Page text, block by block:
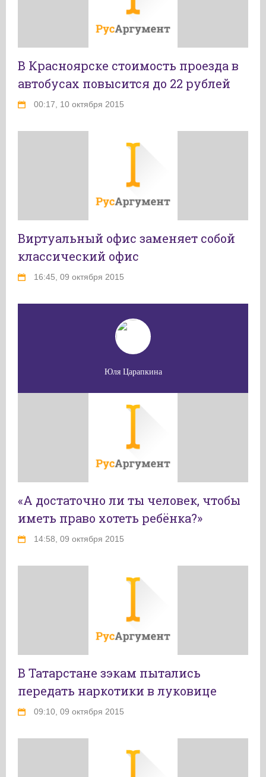
В Красноярске стоимость проезда в
автобусах повысится до 22 рублей
00:17, 10 октября 2015
Виртуальный офис заменяет собой
классический офис
16:45, 09 октября 2015
Юля Царапкина
«А достаточно ли ты человек, чтобы
иметь право хотеть ребёнка?»
14:58, 09 октября 2015
В Татарстане зэкам пытались
передать наркотики в луковице
09:10, 09 октября 2015